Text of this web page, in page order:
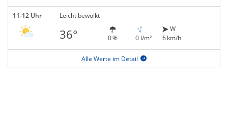
11-12 Uhr Leicht bewölkt
36° 0 % 0 l/m²
W
6 km/h
Alle Werte im Detail